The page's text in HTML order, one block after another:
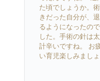
た頃でしょうか。
きだった自分が、
るようになったの
した。手術の針は
計辛いですね。 お
い育児楽しみましょ